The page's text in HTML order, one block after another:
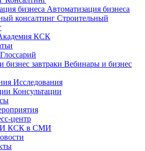
бизнеса Автоматизация бизнеса
консалтинг Строительный
КСК
Глоссарий
бизнес завтраки Вебинары и бизнес
Исследования
Консультации
центр
КСК в СМИ